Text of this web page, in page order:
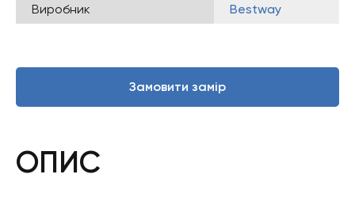
Виробник
Bestway
Замовити замір
ОПИС